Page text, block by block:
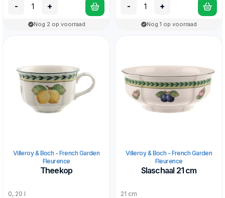
- +
Nog 2 op voorraad
- +
Nog 1 op voorraad
Villeroy & Boch - French Garden
Fleurence
Theekop
0, 20 l
Villeroy & Boch - French Garden
Fleurence
Slaschaal 21 cm
21 cm